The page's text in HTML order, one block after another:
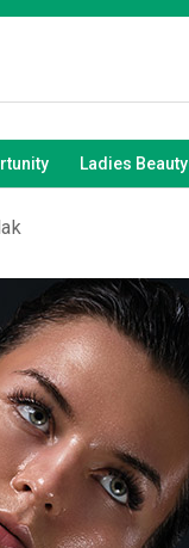
Ladies